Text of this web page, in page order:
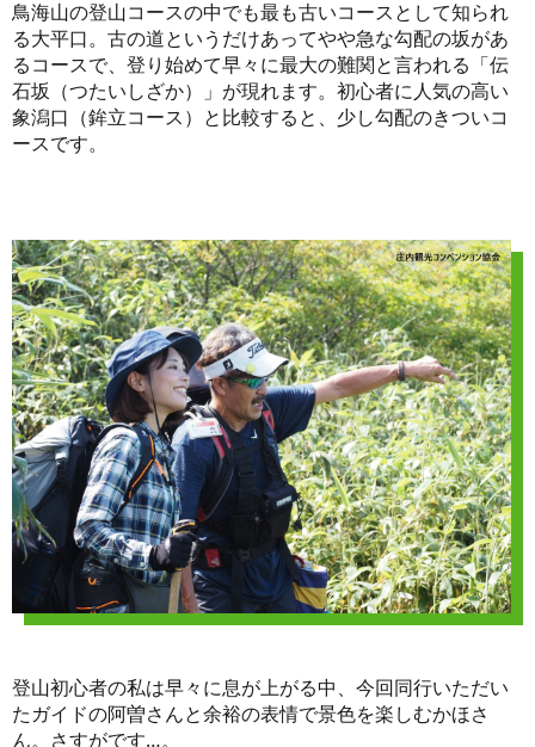
鳥海山の登山コースの中でも最も古いコースとして知られ
る大平口。古の道というだけあってやや急な勾配の坂があ
るコースで、登り始めて早々に最大の難関と言われる「伝
石坂（つたいしざか）」が現れます。初心者に人気の高い
象潟口（鉾立コース）と比較すると、少し勾配のきついコ
ースです。
登山初心者の私は早々に息が上がる中、今回同行いただい
たガイドの阿曽さんと余裕の表情で景色を楽しむかほさ
ん。さすがです…。